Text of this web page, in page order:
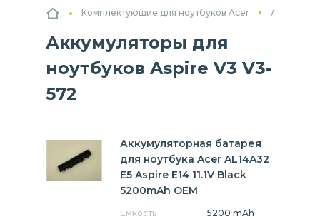
Комплектующие для ноутбуков Acer
Аккумуляторы для
ноутбуков Aspire V3 V3-
572
Аккумуляторная батарея
для ноутбука Acer AL14A32
E5 Aspire E14 11.1V Black
5200mAh OEM
Емкость
5200 mAh